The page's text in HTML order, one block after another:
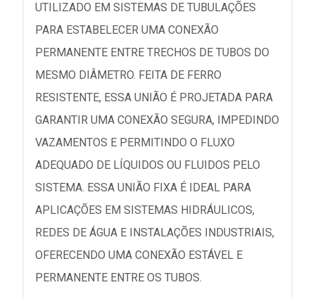
UTILIZADO EM SISTEMAS DE TUBULAÇÕES
PARA ESTABELECER UMA CONEXÃO
PERMANENTE ENTRE TRECHOS DE TUBOS DO
MESMO DIÂMETRO. FEITA DE FERRO
RESISTENTE, ESSA UNIÃO É PROJETADA PARA
GARANTIR UMA CONEXÃO SEGURA, IMPEDINDO
VAZAMENTOS E PERMITINDO O FLUXO
ADEQUADO DE LÍQUIDOS OU FLUIDOS PELO
SISTEMA. ESSA UNIÃO FIXA É IDEAL PARA
APLICAÇÕES EM SISTEMAS HIDRÁULICOS,
REDES DE ÁGUA E INSTALAÇÕES INDUSTRIAIS,
OFERECENDO UMA CONEXÃO ESTÁVEL E
PERMANENTE ENTRE OS TUBOS.